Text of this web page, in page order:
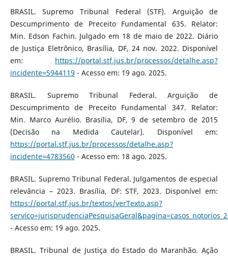
BRASIL. Supremo Tribunal Federal (STF). Arguição de
Descumprimento de Preceito Fundamental 635. Relator:
Min. Edson Fachin. Julgado em 18 de maio de 2022. Diário
de Justiça Eletrônico, Brasília, DF, 24 nov. 2022. Disponível
em: https://portal.stf.jus.br/processos/detalhe.asp?
incidente=5944119 - Acesso em: 19 ago. 2025.
BRASIL. Supremo Tribunal Federal. Arguição de
Descumprimento de Preceito Fundamental 347. Relator:
Min. Marco Aurélio. Brasília, DF, 9 de setembro de 2015
(Decisão na Medida Cautelar). Disponível em:
https://portal.stf.jus.br/processos/detalhe.asp?
incidente=4783560 - Acesso em: 18 ago. 2025.
BRASIL. Supremo Tribunal Federal. Julgamentos de especial
relevância – 2023. Brasília, DF: STF, 2023. Disponível em:
https://portal.stf.jus.br/textos/verTexto.asp?
- Acesso em: 19 ago. 2025.
BRASIL. Tribunal de Justiça do Estado do Maranhão. Ação